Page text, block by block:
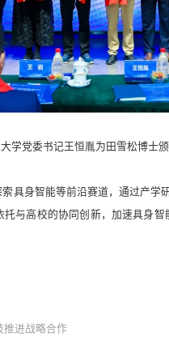
学党委书记王恒胤为田雪松博士
具身智能等前沿赛道，通过产学
与高校的协同创新，加速具身
推进战略合作